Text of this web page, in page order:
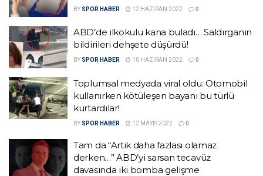
BY SPOR HABER 12 HAZIRAN 2022 0
ABD’de ilkokulu kana buladı… Saldırganın
bildirileri dehşete düşürdü!
BY SPOR HABER 10 HAZIRAN 2022 0
Toplumsal medyada viral oldu: Otomobil
kullanırken kötüleşen bayanı bu türlü
kurtardılar!
BY SPOR HABER 12 MAYIS 2022 0
Tam da “Artık daha fazlası olamaz
derken…” ABD’yi sarsan tecavüz
davasında iki bomba gelişme